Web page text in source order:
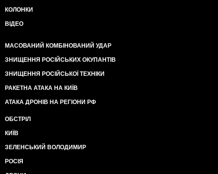
КОЛОНКИ
ВІДЕО
МАСОВАНИЙ КОМБІНОВАНИЙ УДАР
ЗНИЩЕННЯ РОСІЙСЬКИХ ОКУПАНТІВ
ЗНИЩЕННЯ РОСІЙСЬКОЇ ТЕХНІКИ
РАКЕТНА АТАКА НА КИЇВ
АТАКА ДРОНІВ НА РЕГІОНИ РФ
ОБСТРІЛ
КИЇВ
ЗЕЛЕНСЬКИЙ ВОЛОДИМИР
РОСІЯ